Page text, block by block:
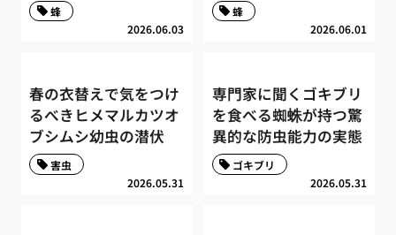
2026.06.03
蜂
2026.06.01
蜂
春の衣替えで気をつけ
るべきヒメマルカツオ
ブシムシ幼虫の潜伏
2026.05.31
害虫
専門家に聞くゴキブリ
を食べる蜘蛛が持つ驚
異的な防虫能力の実態
2026.05.31
ゴキブリ